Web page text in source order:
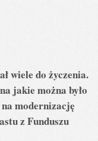
wiele do życzenia.
jakie można było
modernizację
z Funduszu